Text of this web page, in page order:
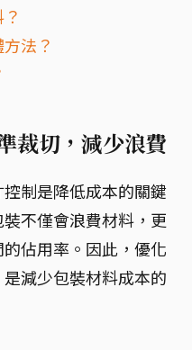
法？
裁切，減少浪費
制是降低成本的關鍵
不僅會浪費材料，更
佔用率。因此，優化
減少包裝材料成本的